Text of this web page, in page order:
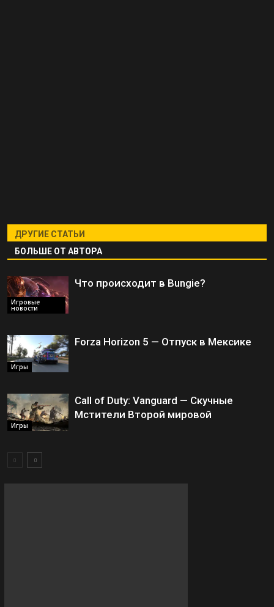
ДРУГИЕ СТАТЬИ
БОЛЬШЕ ОТ АВТОРА
Игровые
новости
Что происходит в Bungie?
Игры
Forza Horizon 5 — Отпуск в Мексике
Игры
Call of Duty: Vanguard — Скучные
Мстители Второй мировой